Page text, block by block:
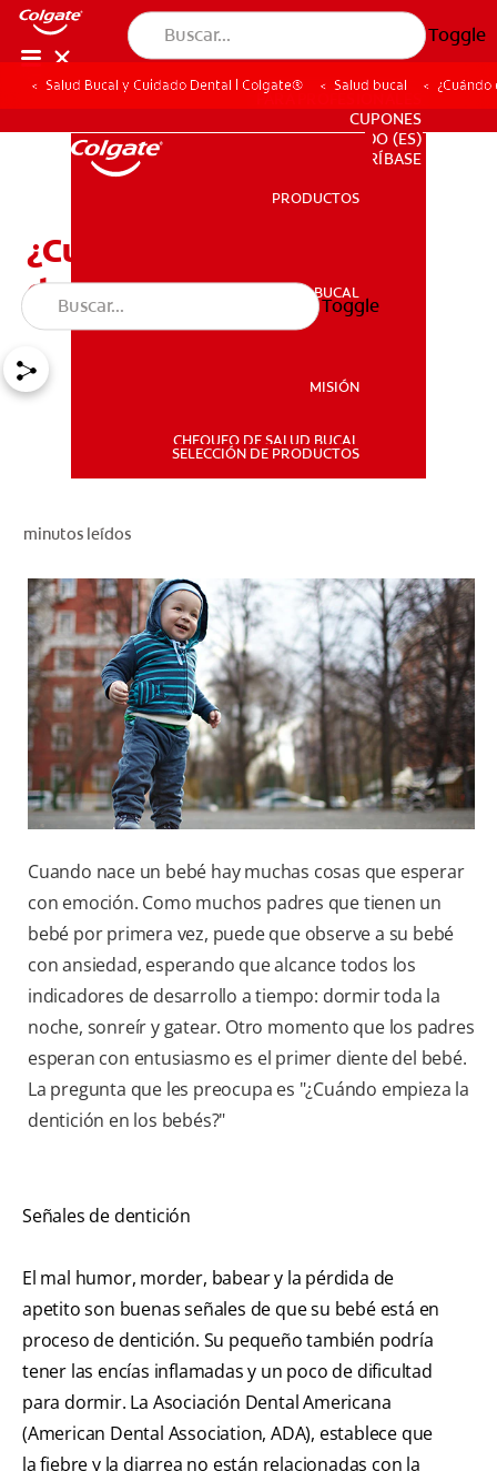
Toggle
SALUD BUCAL
PARA PROFESIONALES
CUPONES
DO (ES)
SUSCRÍBASE
PARA PROFESIONALES
CUPONES
DO (ES)
SUSCRÍBASE
PRODUCTOS
SALUD BUCAL
MISIÓN
CHEQUEO DE SALUD BUCAL
SELECCIÓN DE PRODUCTOS
Toggle
Salud Bucal y Cuidado Dental | Colgate® Salud bucal
¿Cuándo empieza la
dentición en los bebés?
minutos leídos
Cuando nace un bebé hay muchas cosas que esperar
con emoción. Como muchos padres que tienen un
bebé por primera vez, puede que observe a su bebé
con ansiedad, esperando que alcance todos los
indicadores de desarrollo a tiempo: dormir toda la
noche, sonreír y gatear. Otro momento que los padres
esperan con entusiasmo es el primer diente del bebé.
La pregunta que les preocupa es "¿Cuándo empieza la
dentición en los bebés?"
Señales de dentición
El mal humor, morder, babear y la pérdida de
apetito son buenas señales de que su bebé está en
proceso de dentición. Su pequeño también podría
tener las encías inflamadas y un poco de dificultad
para dormir. La Asociación Dental Americana
(American Dental Association, ADA), establece que
la fiebre y la diarrea no están relacionadas con la